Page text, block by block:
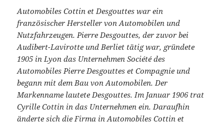
Automobiles Cottin et Desgouttes war ein
französischer Hersteller von Automobilen und
Nutzfahrzeugen. Pierre Desgouttes, der zuvor bei
Audibert-Lavirotte und Berliet tätig war, gründete
1905 in Lyon das Unternehmen Société des
Automobiles Pierre Desgouttes et Compagnie und
begann mit dem Bau von Automobilen. Der
Markenname lautete Desgouttes. Im Januar 1906 trat
Cyrille Cottin in das Unternehmen ein. Daraufhin
änderte sich die Firma in Automobiles Cottin et